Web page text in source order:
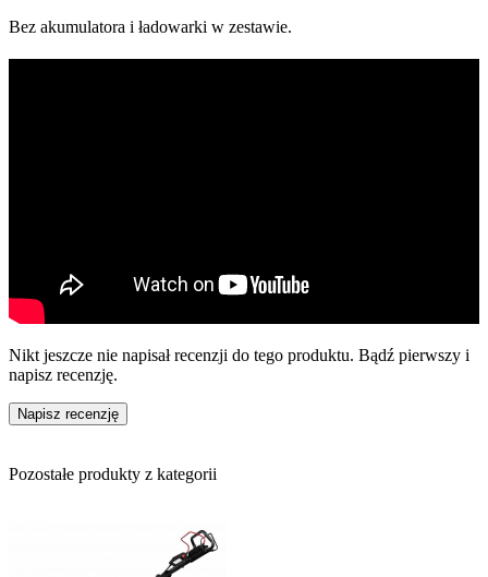
Bez akumulatora i ładowarki w zestawie.
Nikt jeszcze nie napisał recenzji do tego produktu. Bądź pierwszy i
napisz recenzję.
Napisz recenzję
Pozostałe produkty z kategorii